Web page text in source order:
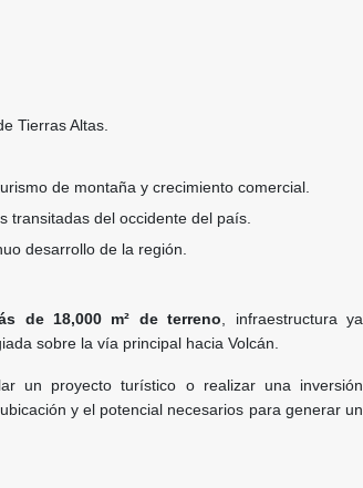
Tierras Altas.
de montaña y crecimiento comercial.
transitadas del occidente del país.
desarrollo de la región.
de 18,000 m² de terreno , infraestructura ya
sobre la vía principal hacia Volcán.
un proyecto turístico o realizar una inversión
y el potencial necesarios para generar un